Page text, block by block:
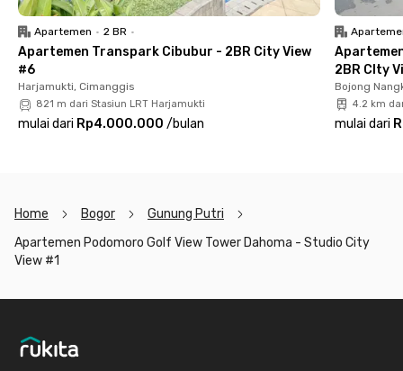
untuk keamananmu.
Yuk, booking Apartemen Podomoro Golf View Tower Dahoma -
Studio City View #1 sekarang sebelum kehabisan!
Apartemen • 2 BR •
Apartemen Transpark Cibubur - 2BR City View
#6
Harjamukti, Cimanggis
821 m dari Stasiun LRT Harjamukti
mulai dari Rp4.000.000 /bulan
2BR CIty
Bojong
4.2 km
mulai dari
Home Bogor
Gunung Putri
Apartemen Podomoro Golf View Tower Dahoma - Studio City
View #1